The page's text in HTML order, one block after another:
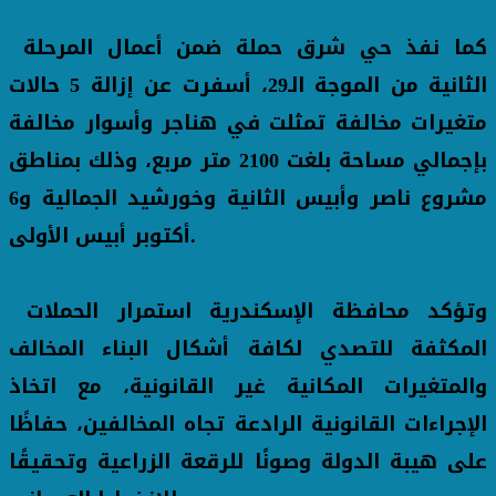
الثانية من الموجة الـ29، أسفرت عن إزالة 5 حالات
متغيرات مخالفة تمثلت في هناجر وأسوار مخالفة
بإجمالي مساحة بلغت 2100 متر مربع، وذلك بمناطق
مشروع ناصر وأبيس الثانية وخورشيد الجمالية و6
أكتوبر أبيس الأولى.
المكثفة للتصدي لكافة أشكال البناء المخالف
والمتغيرات المكانية غير القانونية، مع اتخاذ
الإجراءات القانونية الرادعة تجاه المخالفين، حفاظًا
على هيبة الدولة وصونًا للرقعة الزراعية وتحقيقًا